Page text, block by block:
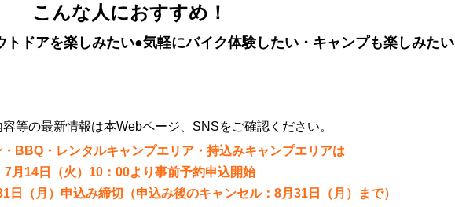
こんな人におすすめ！
トドアを楽しみたい●気軽にバイク体験したい・キャンプも楽しみたい
等の最新情報は本Webページ、SNSをご確認ください。
BBQ・レンタルキャンプエリア・持込みキャンプエリアは
7月14日（火）10：00より事前予約申込開始
（月）申込み締切（申込み後のキャンセル：8月31日（月）まで）